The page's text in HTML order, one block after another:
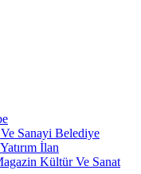
Sanayi Belediye
Yatırım İlan
Kültür Ve Sanat